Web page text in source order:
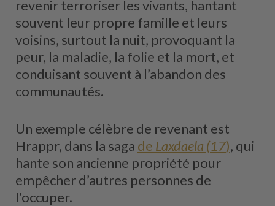
revenir terroriser les vivants, hantant
souvent leur propre famille et leurs
voisins, surtout la nuit, provoquant la
peur, la maladie, la folie et la mort, et
conduisant souvent à l’abandon des
communautés.
Un exemple célèbre de revenant est
Hrappr, dans la saga de Laxdaela (17), qui
hante son ancienne propriété pour
empêcher d’autres personnes de
l’occuper.